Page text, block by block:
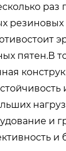
раз
резиновых
пятен.В
и
и